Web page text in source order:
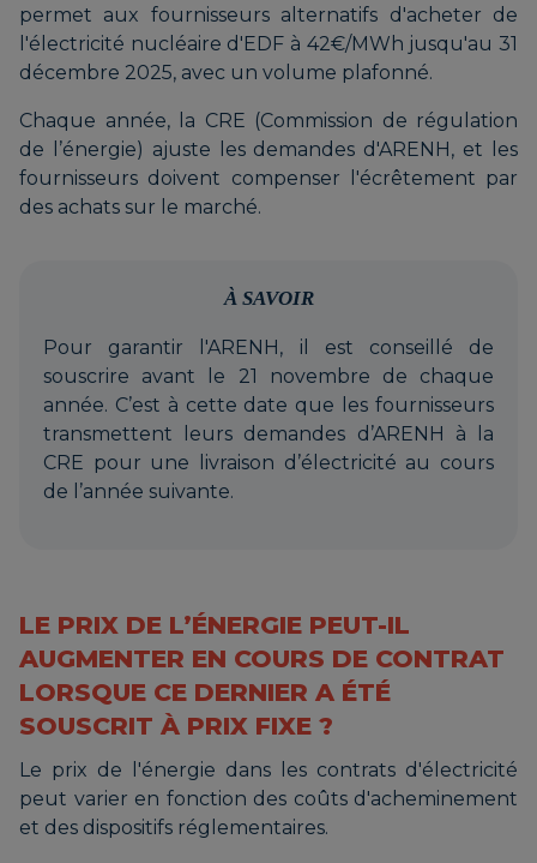
permet aux fournisseurs alternatifs d'acheter de
l'électricité nucléaire d'EDF à 42€/MWh jusqu'au 31
décembre 2025, avec un volume plafonné.
Chaque année, la CRE (Commission de régulation
de l’énergie) ajuste les demandes d'ARENH, et les
fournisseurs doivent compenser l'écrêtement par
des achats sur le marché.
À SAVOIR
Pour garantir l'ARENH, il est conseillé de
souscrire avant le 21 novembre de chaque
année. C’est à cette date que les fournisseurs
transmettent leurs demandes d’ARENH à la
CRE pour une livraison d’électricité au cours
de l’année suivante.
LE PRIX DE L’ÉNERGIE PEUT-IL
AUGMENTER EN COURS DE CONTRAT
LORSQUE CE DERNIER A ÉTÉ
SOUSCRIT À PRIX FIXE ?
Le prix de l'énergie dans les contrats d'électricité
peut varier en fonction des coûts d'acheminement
et des dispositifs réglementaires.